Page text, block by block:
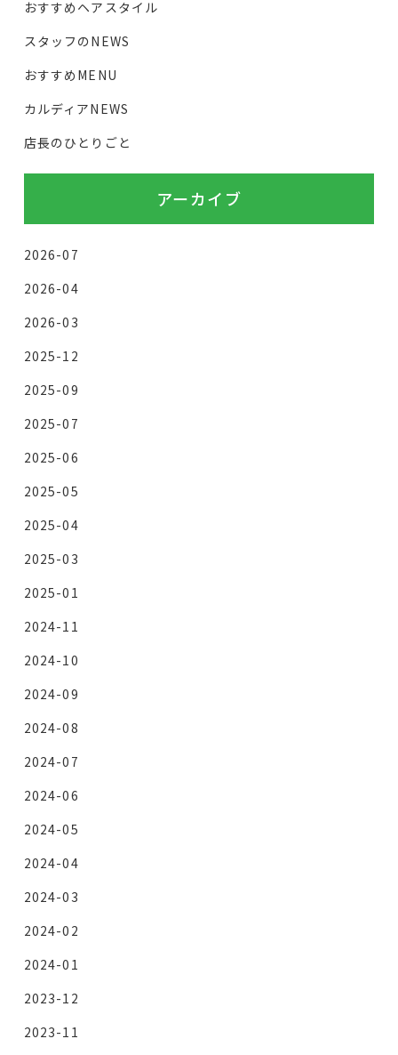
おすすめヘアスタイル
スタッフのNEWS
おすすめMENU
カルディアNEWS
店長のひとりごと
アーカイブ
2026-07
2026-04
2026-03
2025-12
2025-09
2025-07
2025-06
2025-05
2025-04
2025-03
2025-01
2024-11
2024-10
2024-09
2024-08
2024-07
2024-06
2024-05
2024-04
2024-03
2024-02
2024-01
2023-12
2023-11